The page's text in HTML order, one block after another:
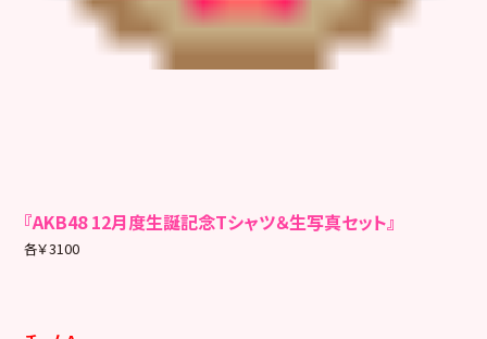
『AKB48 12月度生誕記念Tシャツ＆生写真セット』
各￥3100